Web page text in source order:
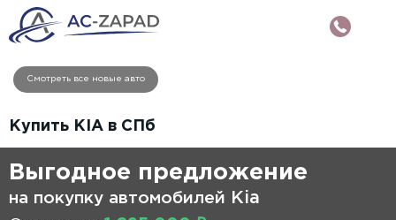
Смотреть все новые авто
Купить KIA в СПб
Выгодное предложение
на покупку автомобилей Kia